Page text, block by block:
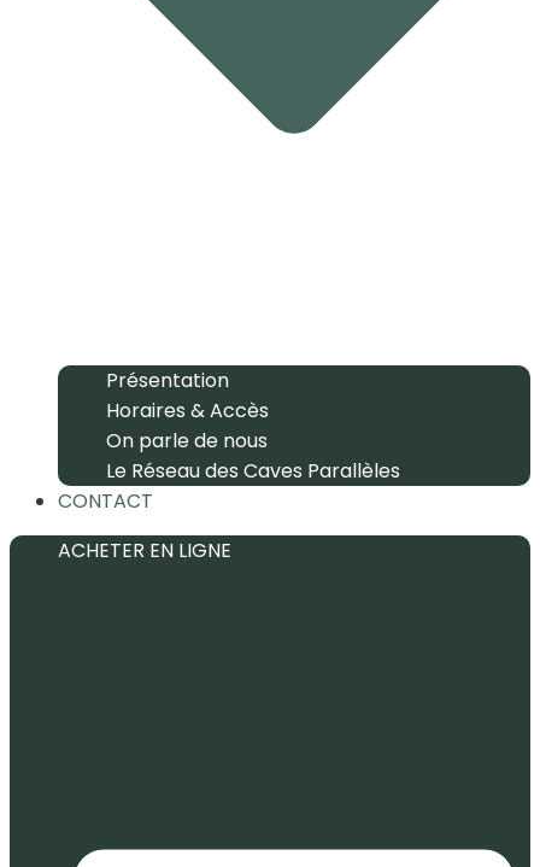
Présentation
Horaires & Accès
On parle de nous
Le Réseau des Caves Parallèles
CONTACT
ACHETER EN LIGNE